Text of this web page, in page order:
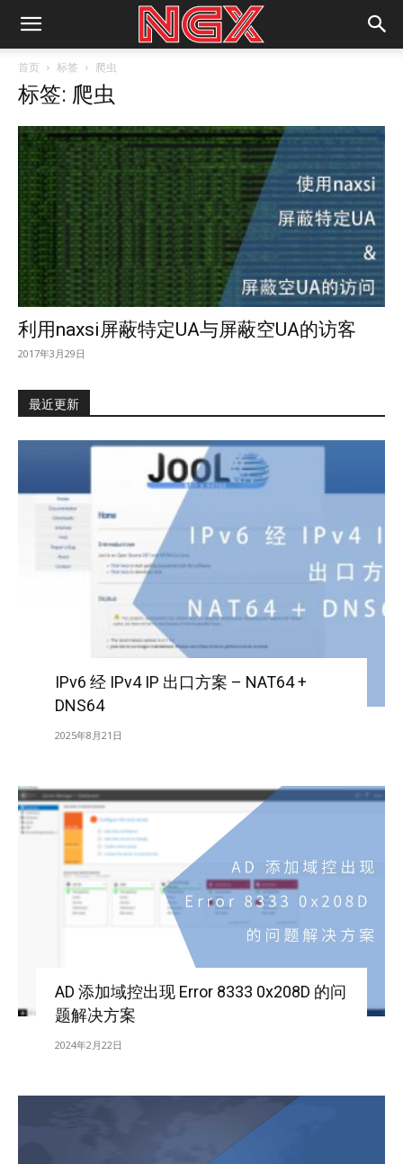
首页 标签 爬虫
标签: 爬虫
利用naxsi屏蔽特定UA与屏蔽空UA的访客
2017年3月29日
最近更新
IPv6 经 IPv4 IP 出口方案 – NAT64 +
DNS64
2025年8月21日
AD 添加域控出现 Error 8333 0x208D 的问
题解决方案
2024年2月22日